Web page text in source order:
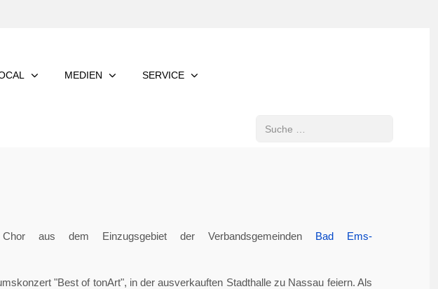
MEDIEN SERVICE
Suchen
aus dem Einzugsgebiet der Verbandsgemeinden Bad Ems-
"Best of tonArt", in der ausverkauften Stadthalle zu Nassau feiern. Als